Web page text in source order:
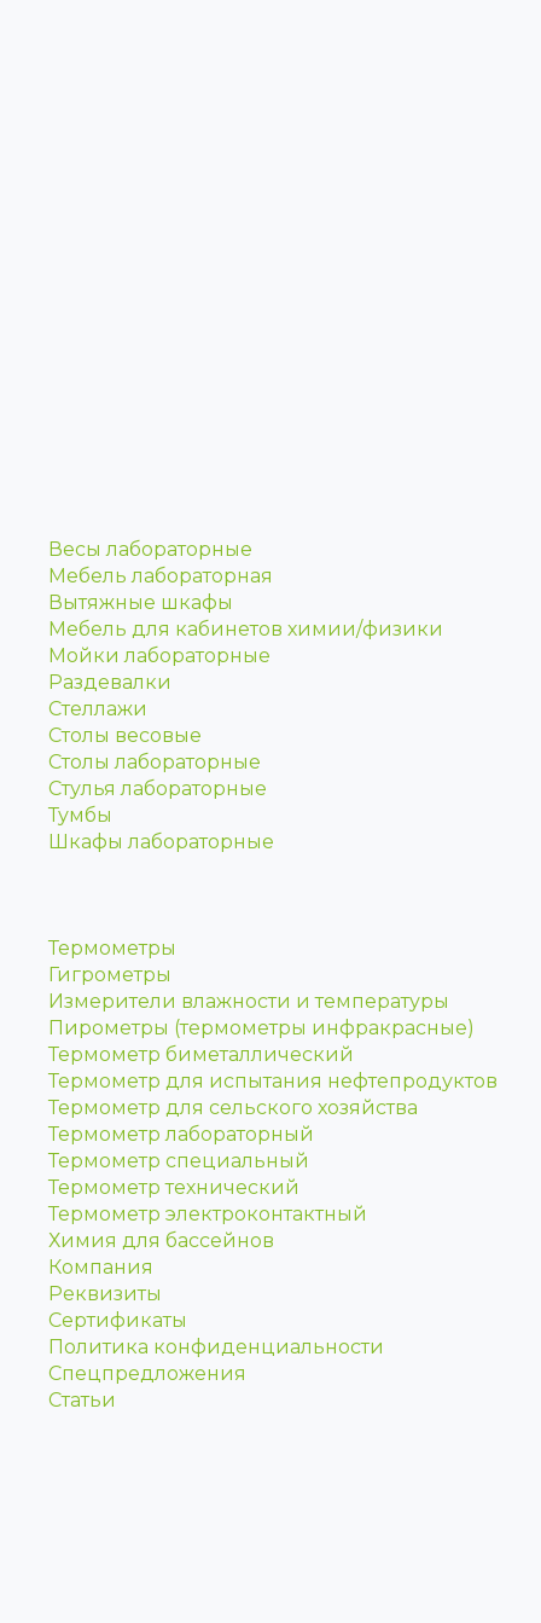
Весы лабораторные
Мебель лабораторная
Вытяжные шкафы
Мебель для кабинетов химии/физики
Мойки лабораторные
Раздевалки
Стеллажи
Столы весовые
Столы лабораторные
Стулья лабораторные
Тумбы
Шкафы лабораторные
Термометры
Гигрометры
Измерители влажности и температуры
Пирометры (термометры инфракрасные)
Термометр биметаллический
Термометр для испытания нефтепродуктов
Термометр для сельского хозяйства
Термометр лабораторный
Термометр специальный
Термометр технический
Термометр электроконтактный
Химия для бассейнов
Компания
Реквизиты
Сертификаты
Политика конфиденциальности
Спецпредложения
Статьи